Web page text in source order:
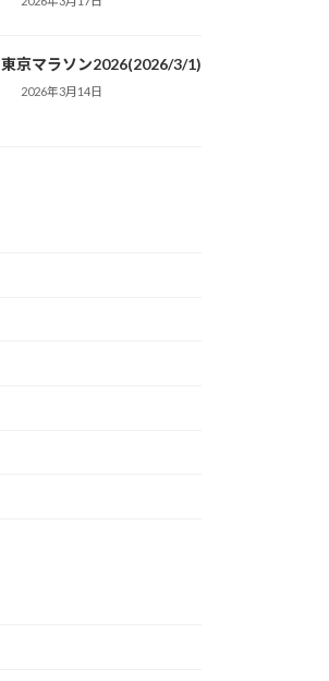
東京マラソン2026(2026/3/1)
2026年3月14日